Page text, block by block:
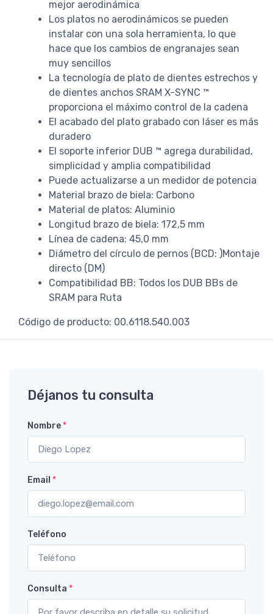
mejor aerodinámica
Los platos no aerodinámicos se pueden
instalar con una sola herramienta, lo que
hace que los cambios de engranajes sean
muy sencillos
La tecnología de plato de dientes estrechos y
de dientes anchos SRAM X-SYNC ™
proporciona el máximo control de la cadena
El acabado del plato grabado con láser es más
duradero
El soporte inferior DUB ™ agrega durabilidad,
simplicidad y amplia compatibilidad
Puede actualizarse a un medidor de potencia
Material brazo de biela: Carbono
Material de platos: Aluminio
Longitud brazo de biela: 172,5 mm
Línea de cadena: 45,0 mm
Diámetro del círculo de pernos (BCD: )Montaje
directo (DM)
Compatibilidad BB: Todos los DUB BBs de
SRAM para Ruta
Código de producto: 00.6118.540.003
Déjanos tu consulta
Nombre*
Email *
Teléfono
Consulta *